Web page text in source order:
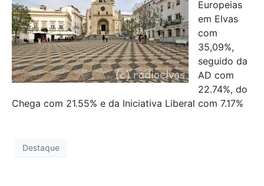
Europeias
em Elvas
com
35,09%,
seguido da
AD com
22.74%, do
Chega com 21.55% e da Iniciativa Liberal com 7.17%
Destaque